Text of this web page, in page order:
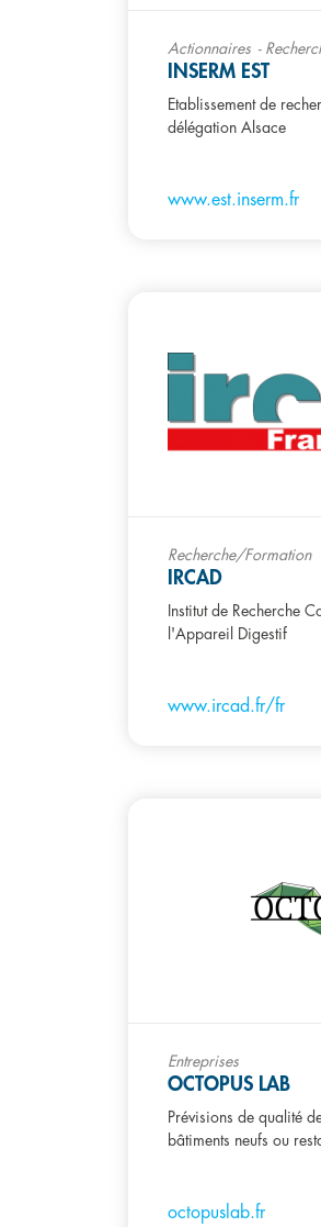
Actionnaires
INSERM EST
Etablissement de
délégation Alsace
www.est.inserm.fr
Recherche/Formation
IRCAD
Institut de Recherche
l'Appareil Digestif
www.ircad.fr/fr
Entreprises
OCTOPUS LAB
Prévisions de qualité
bâtiments neufs ou
octopuslab.fr